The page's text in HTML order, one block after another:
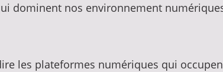
dominent nos environnement
les plateformes numériques qui